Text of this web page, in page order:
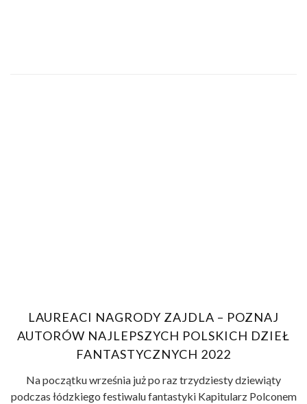
LAUREACI NAGRODY ZAJDLA – POZNAJ
AUTORÓW NAJLEPSZYCH POLSKICH DZIEŁ
FANTASTYCZNYCH 2022
Na początku września już po raz trzydziesty dziewiąty
podczas łódzkiego festiwalu fantastyki Kapitularz Polconem